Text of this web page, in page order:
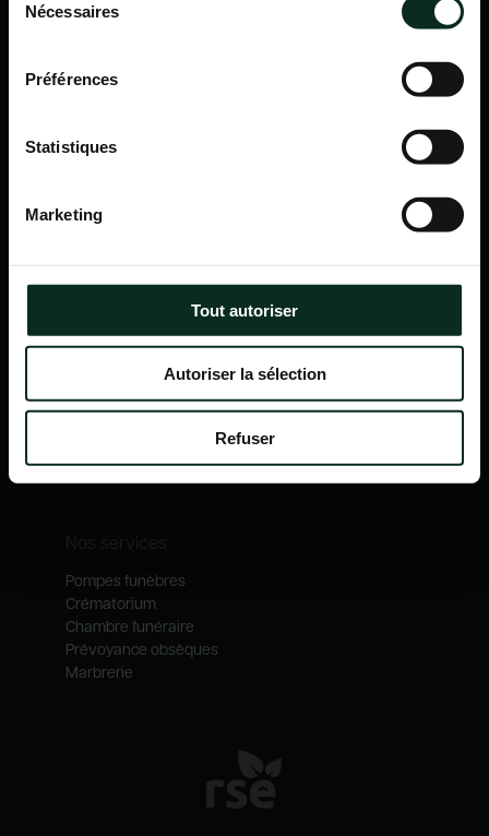
Nécessaires
Préférences
Statistiques
Marketing
Tout autoriser
Autoriser la sélection
Refuser
P.F.C.A Pompes Funèbres des Communes Associées
Itinéraire
Navigation
Qui sommes-nous ?
Notre catalogue
Nos métiers
Pompes funèbres
Crématorium
Chambre funéraire
Prévoyance obsèques
Marbrerie